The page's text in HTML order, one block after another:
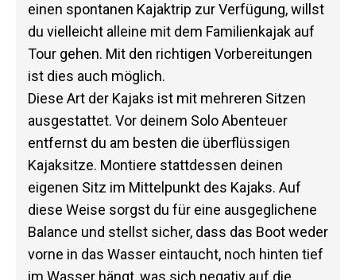
einen spontanen Kajaktrip zur Verfügung, willst
du vielleicht alleine mit dem Familienkajak auf
Tour gehen. Mit den richtigen Vorbereitungen
ist dies auch möglich.
Diese Art der Kajaks ist mit mehreren Sitzen
ausgestattet. Vor deinem Solo Abenteuer
entfernst du am besten die überflüssigen
Kajaksitze. Montiere stattdessen deinen
eigenen Sitz im Mittelpunkt des Kajaks. Auf
diese Weise sorgst du für eine ausgeglichene
Balance und stellst sicher, dass das Boot weder
vorne in das Wasser eintaucht, noch hinten tief
im Wasser hängt, was sich negativ auf die